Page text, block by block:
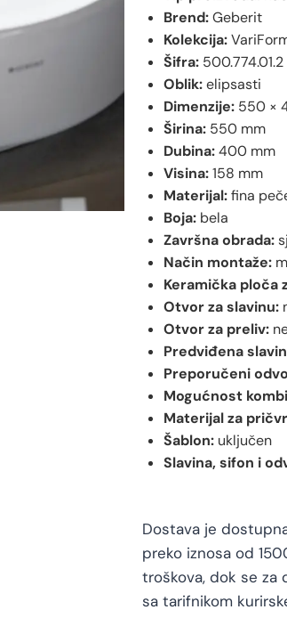
Brend:Geberit
Kolekcija:
Šifra: 500.774.01.2
Oblik:elipsasti
Dimenzije: 550 ×
Širina: 550 mm
Dubina:400 mm
Visina:158 mm
Materijal:fina
Boja: bela
Završna obrada:
Način montaže:
Keramička ploča
Otvor za slavinu:
Otvor za preliv:
Predviđena
Preporučeni
Mogućnost
Materijal za
Šablon: uključen
Slavina, sifon i
Dostava je
preko iznosa od
troškova, dok se za
sa tarifnikom